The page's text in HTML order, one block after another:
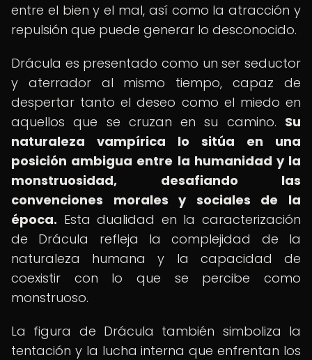
entre el bien y el mal, así como la atracción y
repulsión que puede generar lo desconocido.
Drácula es presentado como un ser seductor
y aterrador al mismo tiempo, capaz de
despertar tanto el deseo como el miedo en
aquellos que se cruzan en su camino. Su
naturaleza vampírica lo sitúa en una
posición ambigua entre la humanidad y la
monstruosidad, desafiando las
convenciones morales y sociales de la
época. Esta dualidad en la caracterización
de Drácula refleja la complejidad de la
naturaleza humana y la capacidad de
coexistir con lo que se percibe como
monstruoso.
La figura de Drácula también simboliza la
tentación y la lucha interna que enfrentan los